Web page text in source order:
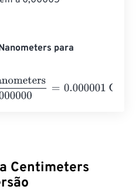
para
10000000 = 0.000001
Centimeters